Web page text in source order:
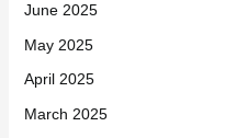
June 2025
May 2025
April 2025
March 2025